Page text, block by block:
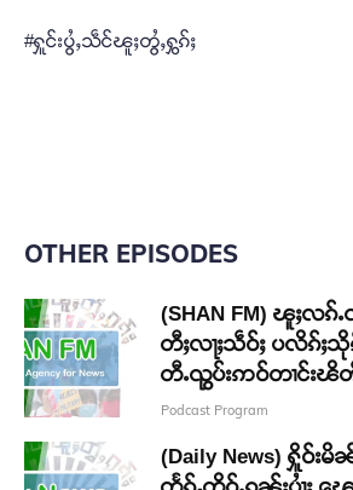
#ႁူင်းပွႆႇသဵင်ၽူႈတွႆႇႁွၵ်ႈ
OTHER EPISODES
(SHAN FM) ၽူႈလ
တီႈလႃႈသဵဝ်ႈ ပလိၵ်ႈသို
တီႉၺွပ်းဢဝ်တၢင်းၽိ
Podcast Program
(Daily News) ႁိူဝ်းမိ